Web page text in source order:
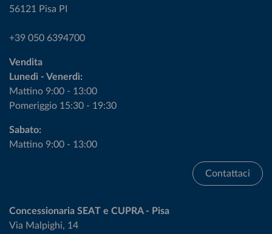
56121 Pisa PI
+39 050 6394700
Vendita
Lunedì - Venerdì:
Mattino 9:00 - 13:00
Pomeriggio 15:30 - 19:30
Sabato:
Mattino 9:00 - 13:00
Contattaci
Concessionaria SEAT e CUPRA - Pisa
Via Malpighi, 14